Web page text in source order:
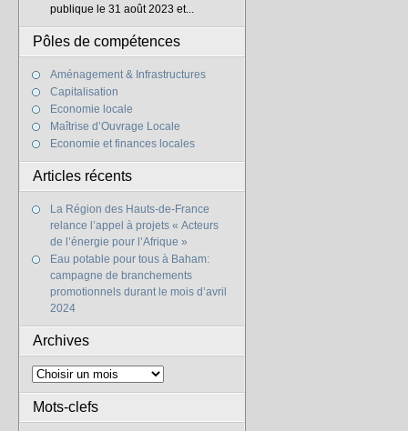
publique le 31 août 2023 et...
Pôles de compétences
Aménagement & Infrastructures
Capitalisation
Economie locale
Maîtrise d’Ouvrage Locale
Economie et finances locales
Articles récents
La Région des Hauts-de-France
relance l’appel à projets « Acteurs
de l’énergie pour l’Afrique »
Eau potable pour tous à Baham:
campagne de branchements
promotionnels durant le mois d’avril
2024
Archives
Mots-clefs